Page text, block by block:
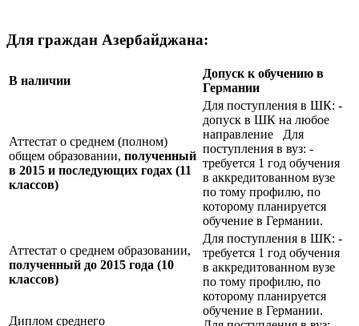
Для граждан Азербайджана:
В наличии
Допуск к обучению в
Германии
Аттестат о среднем (полном)
общем образовании, полученный
в 2015 и последующих годах (11
классов)
Для поступления в ШК: -
допуск в ШК на любое
направление Для
поступления в вуз: -
требуется 1 год обучения
в аккредитованном вузе
по тому профилю, по
которому планируется
обучение в Германии.
Аттестат о среднем образовании,
полученный до 2015 года (10
классов)
Для поступления в ШК: -
требуется 1 год обучения
в аккредитованном вузе
по тому профилю, по
которому планируется
обучение в Германии.
Диплом среднего